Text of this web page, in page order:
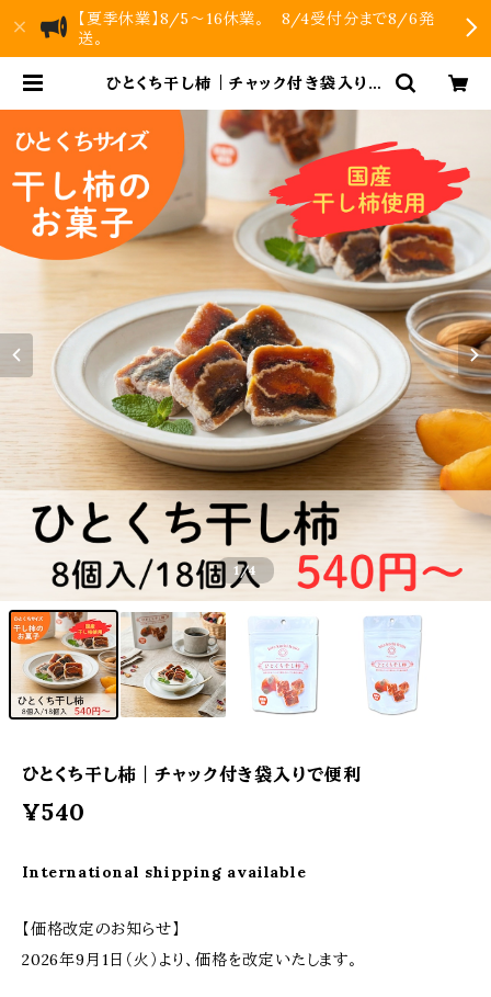
【夏季休業】8/5～16休業。 8/4受付分まで8/6発
送。
ひとくち干し柿｜チャック付き袋入りで
オンラインストア
1/4
ひとくち干し柿｜チャック付き袋入りで便利
¥540
International shipping available
【価格改定のお知らせ】
2026年9月1日（火）より、価格を改定いたします。